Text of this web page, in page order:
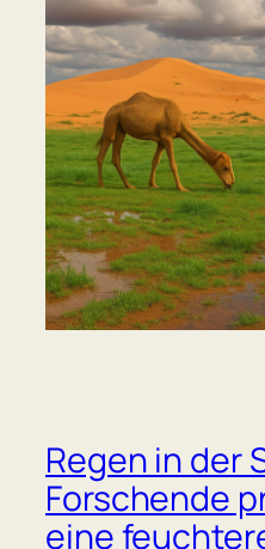
Regen in der
Forschende
eine